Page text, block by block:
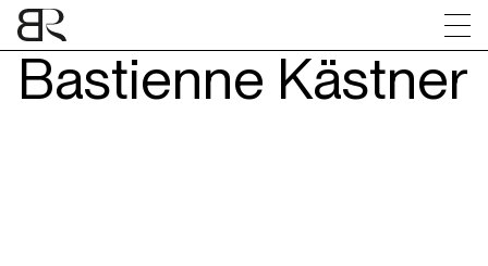
Bastienne Kästner